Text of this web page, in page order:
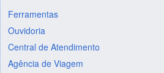
Ferramentas
Ouvidoria
Central de Atendimento
Agência de Viagem